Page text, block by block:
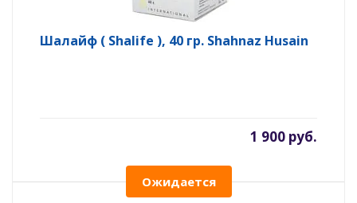
Шалайф ( Shalife ), 40 гр. Shahnaz Husain
1 900 руб.
Ожидается